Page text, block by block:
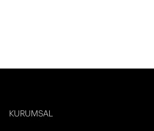
KURUMSAL